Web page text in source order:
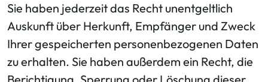
Sie haben jederzeit das Recht unentgeltlich
Auskunft über Herkunft, Empfänger und Zweck
Ihrer gespeicherten personenbezogenen Daten
zu erhalten. Sie haben außerdem ein Recht, die